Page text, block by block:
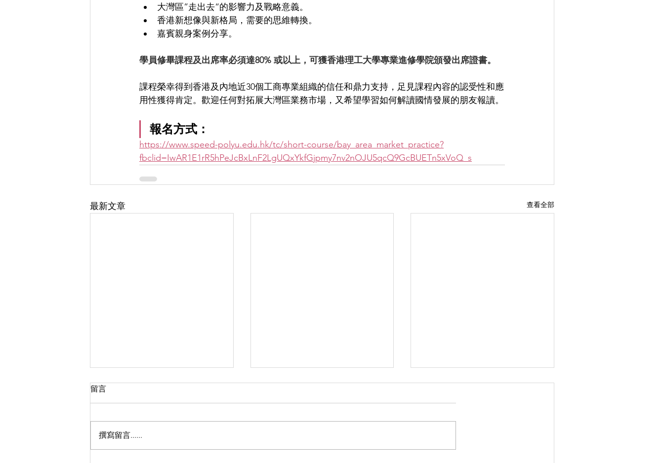
大灣區”走出去“的影響力及戰略意義。
香港新想像與新格局，需要的思維轉換。
嘉賓親身案例分享。
學員修畢課程及出席率必須達80% 或以上，可獲香港理工大學專業進修學院頒發出席證書。
課程榮幸得到香港及內地近30個工商專業組織的信任和鼎力支持，足見課程內容的認受性和應
用性獲得肯定。歡迎任何對拓展大灣區業務市場，又希望學習如何解讀國情發展的朋友報讀。
報名方式：
https://www.speed-polyu.edu.hk/tc/short-course/bay_area_market_practice?
fbclid=IwAR1E1rR5hPeJcBxLnF2LgUQxYkfGjpmy7nv2nOJU5qcQ9GcBUETn5xVoQ_s
最新文章 查看全部
留言
撰寫留言......